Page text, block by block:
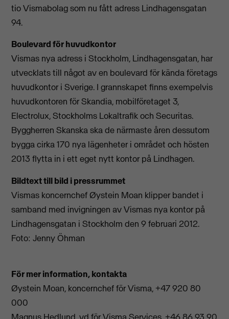
tio Vismabolag som nu fått adress Lindhagensgatan
94.
Boulevard för huvudkontor
Vismas nya adress i Stockholm, Lindhagensgatan, har
utvecklats till något av en boulevard för kända företags
huvudkontor i Sverige. I grannskapet finns exempelvis
huvudkontoren för Skandia, mobilföretaget 3,
Electrolux, Stockholms Lokaltrafik och Securitas.
Byggherren Skanska ska de närmaste åren dessutom
bygga cirka 170 nya lägenheter i området och hösten
2013 flytta in i ett eget nytt kontor på Lindhagen.
Bildtext till bild i pressrummet
Vismas koncernchef Øystein Moan klipper bandet i
samband med invigningen av Vismas nya kontor på
Lindhagensgatan i Stockholm den 9 februari 2012.
Foto: Jenny Öhman
För mer information, kontakta
Øystein Moan, koncernchef för Visma, +47 920 80
000